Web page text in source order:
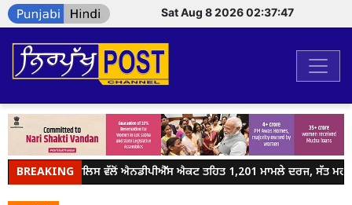
Sat Aug 8 2026 02:37:47
BREAKING
ਜਲੰਧਰ ਪੁਲਿਸ ਵੱਲੋਂ ਐਨਡੀਪੀਐੱਸ ਐਕਟ ਤਹਿਤ 1,201 ਮਾਮਲੇ ਦਰਜ, ਸੱਤ